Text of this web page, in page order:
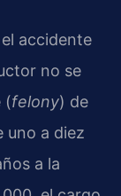
el accidente
no se
(felony) de
uno a diez
a la